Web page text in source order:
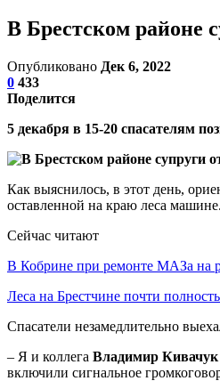
В Брестском районе
Опубликовано Дек 6, 2022
0 433
Поделится
5 декабря в 15-20 спасателям
Как выяснилось, в этот день,
оставленной на краю леса машине.
Сейчас читают
В Кобрине при ремонте МАЗа на
Леса на Брестчине почти
Спасатели незамедлительно
– Я и коллега Владимир Кивачук
включили сигнальное